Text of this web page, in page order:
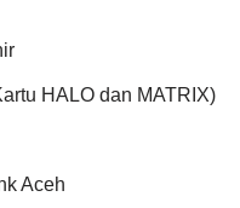
HALO dan MATRIX)
Aceh